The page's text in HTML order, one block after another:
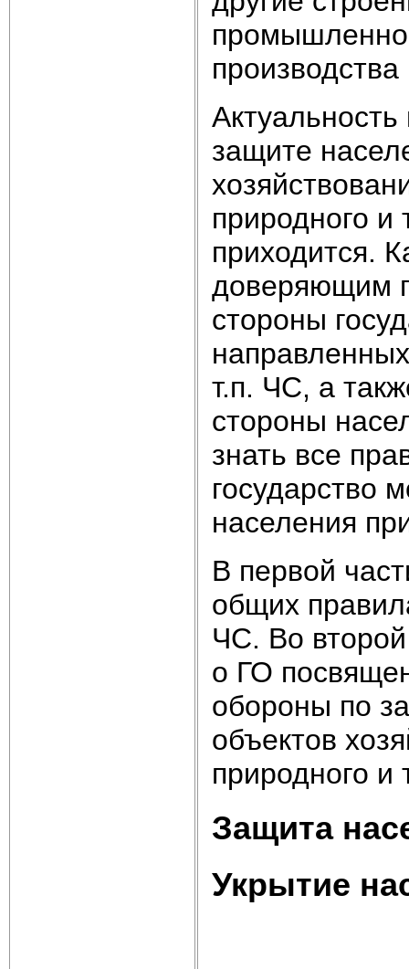
защите
природного и
приходится.
доверяющим
стороны
т.п. ЧС, а
стороны
знать все
государство
населения
В первой
общих
ЧС. Во второй
о ГО
обороны по
объектов
природного и
Защита
Укрытие